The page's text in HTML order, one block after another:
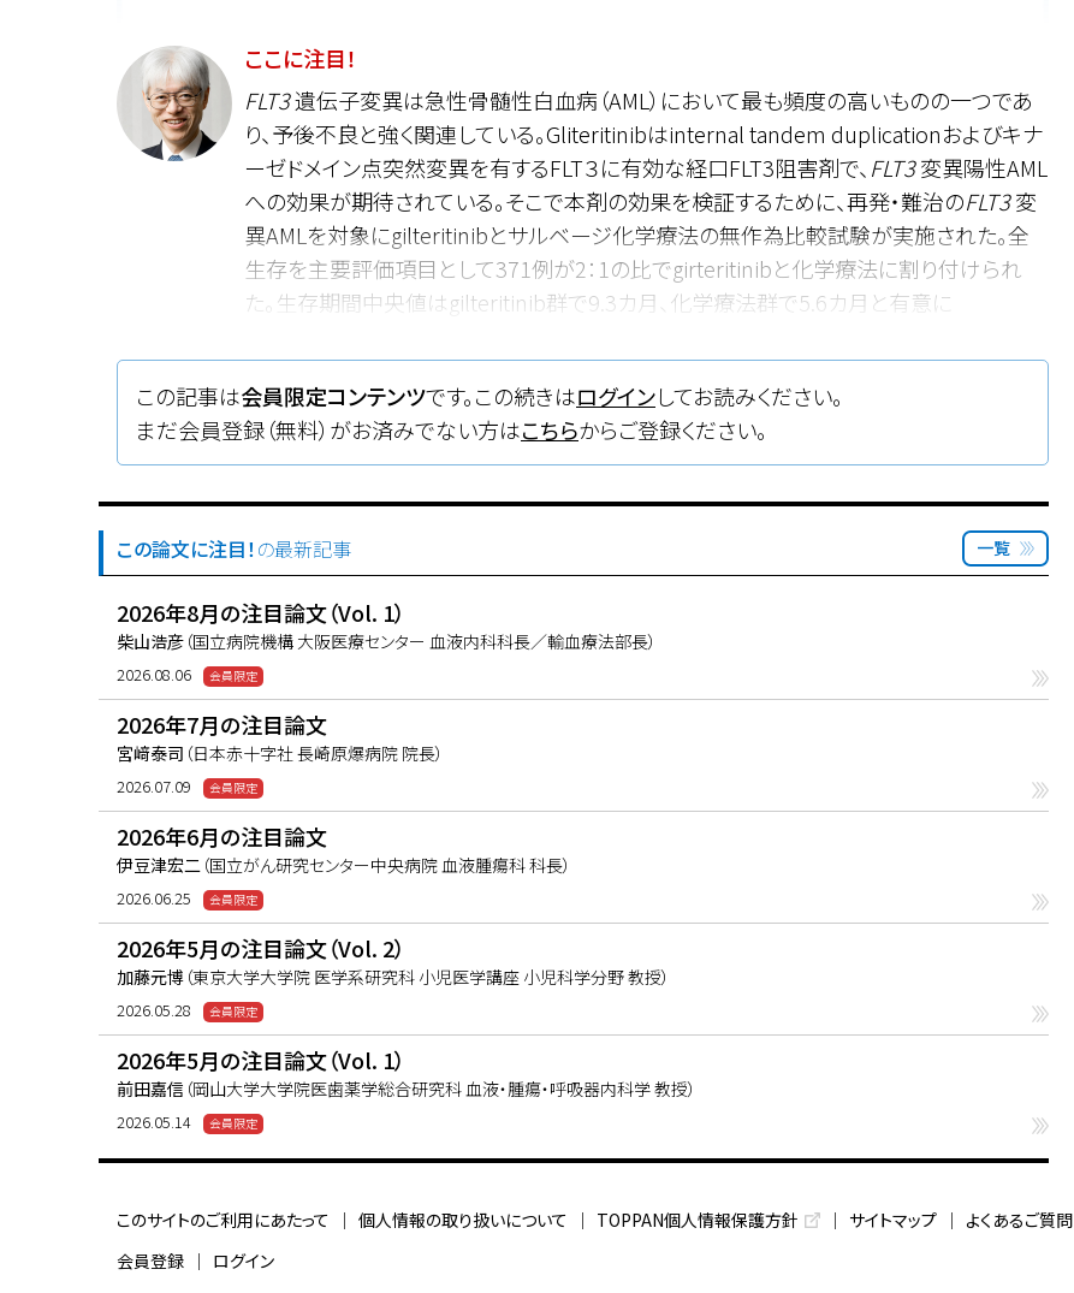
ここに注目！
FLT3遺伝子変異は急性骨髄性白血病（AML）において最も頻度の高いものの一つであ
り、予後不良と強く関連している。Gliteritinibはinternal tandem duplicationおよびキナ
ーゼドメイン点突然変異を有するFLT３に有効な経口FLT3阻害剤で、 FLT3変異陽性AML
への効果が期待されている。そこで本剤の効果を検証するために、再発・難治のFLT3変
異AMLを対象にgilteritinibとサルベージ化学療法の無作為比較試験が実施された。全
生存を主要評価項目として371例が2：1の比でgirteritinibと化学療法に割り付けられ
た。生存期間中央値はgilteritinib群で9.3カ月、化学療法群で5.6カ月と有意に
gilteritinibは再発・難治FLT3変異陽性AMLへの新たな治療薬と考えられた。
この記事は会員限定コンテンツです。この続きはログインしてお読みください。
まだ会員登録（無料）がお済みでない方はこちらからご登録ください。
この論文に注目！ の最新記事 一覧
2026年8月の注目論文（Vol. 1）
柴山浩彦 （国立病院機構 大阪医療センター 血液内科科長／輸血療法部長）
2026.08.06
2026年7月の注目論文
宮﨑泰司 （日本赤十字社 長崎原爆病院 院長）
2026.07.09
2026年6月の注目論文
伊豆津宏二 （国立がん研究センター中央病院 血液腫瘍科 科長）
2026.06.25
2026年5月の注目論文（Vol. 2）
加藤元博 （東京大学大学院 医学系研究科 小児医学講座 小児科学分野 教授）
2026.05.28
2026年5月の注目論文（Vol. 1）
前田嘉信 （岡山大学大学院医歯薬学総合研究科 血液・腫瘍・呼吸器内科学 教授）
2026.05.14
このサイトのご利用にあたって 個人情報の取り扱いについて TOPPAN個人情報保護方針 サイトマップ よくあるご質問
会員登録
ログイン